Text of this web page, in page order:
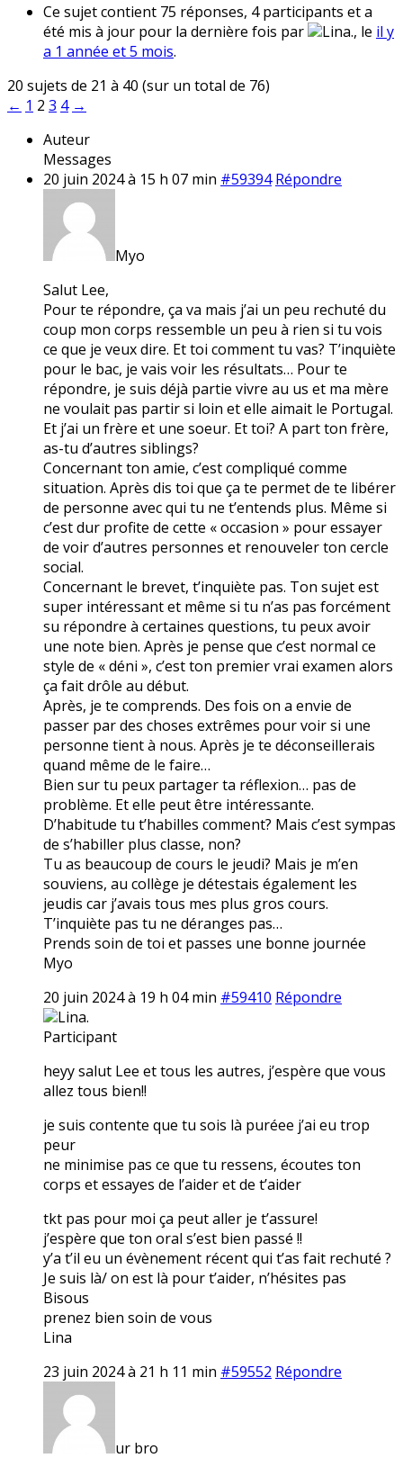
Ce sujet contient 75 réponses, 4 participants et a
été mis à jour pour la dernière fois par
Lina., le il y
a 1 année et 5 mois.
20 sujets de 21 à 40 (sur un total de 76)
← 1 2 3 4 →
Auteur
Messages
20 juin 2024 à 15 h 07 min #59394 Répondre
Myo
Salut Lee,
Pour te répondre, ça va mais j’ai un peu rechuté du
coup mon corps ressemble un peu à rien si tu vois
ce que je veux dire. Et toi comment tu vas? T’inquiète
pour le bac, je vais voir les résultats… Pour te
répondre, je suis déjà partie vivre au us et ma mère
ne voulait pas partir si loin et elle aimait le Portugal.
Et j’ai un frère et une soeur. Et toi? A part ton frère,
as-tu d’autres siblings?
Concernant ton amie, c’est compliqué comme
situation. Après dis toi que ça te permet de te libérer
de personne avec qui tu ne t’entends plus. Même si
c’est dur profite de cette « occasion » pour essayer
de voir d’autres personnes et renouveler ton cercle
social.
Concernant le brevet, t’inquiète pas. Ton sujet est
super intéressant et même si tu n’as pas forcément
su répondre à certaines questions, tu peux avoir
une note bien. Après je pense que c’est normal ce
style de « déni », c’est ton premier vrai examen alors
ça fait drôle au début.
Après, je te comprends. Des fois on a envie de
passer par des choses extrêmes pour voir si une
personne tient à nous. Après je te déconseillerais
quand même de le faire…
Bien sur tu peux partager ta réflexion… pas de
problème. Et elle peut être intéressante.
D’habitude tu t’habilles comment? Mais c’est sympas
de s’habiller plus classe, non?
Tu as beaucoup de cours le jeudi? Mais je m’en
souviens, au collège je détestais également les
jeudis car j’avais tous mes plus gros cours.
T’inquiète pas tu ne déranges pas…
Prends soin de toi et passes une bonne journée
Myo
20 juin 2024 à 19 h 04 min #59410 Répondre
Lina.
Participant
heyy salut Lee et tous les autres, j’espère que vous
allez tous bien!!
je suis contente que tu sois là puréee j’ai eu trop
peur
ne minimise pas ce que tu ressens, écoutes ton
corps et essayes de l’aider et de t’aider
tkt pas pour moi ça peut aller je t’assure!
j’espère que ton oral s’est bien passé !!
y’a t’il eu un évènement récent qui t’as fait rechuté ?
Je suis là/ on est là pour t’aider, n’hésites pas
Bisous
prenez bien soin de vous
Lina
23 juin 2024 à 21 h 11 min #59552 Répondre
ur bro